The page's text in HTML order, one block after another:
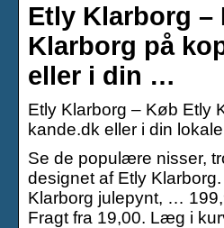
Etly Klarborg –
Klarborg på
eller i din …
Etly Klarborg – Køb Etly
kande.dk eller i din
Se de populære nisser,
designet af Etly
Klarborg julepynt, …
Fragt fra 19,00. Læg i